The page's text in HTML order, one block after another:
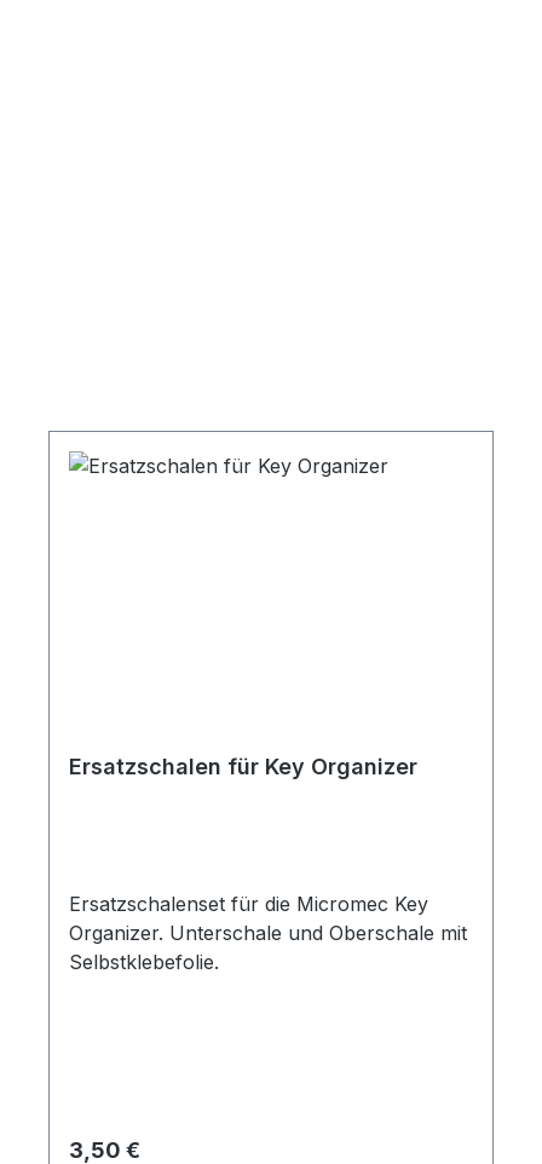
Ersatzschalen für Key Organizer
Ersatzschalenset für die Micromec Key
Organizer. Unterschale und Oberschale mit
Selbstklebefolie.
Regulärer Preis:
3,50 €